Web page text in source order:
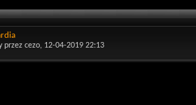
przez cezo, 12-04-2019 22:13